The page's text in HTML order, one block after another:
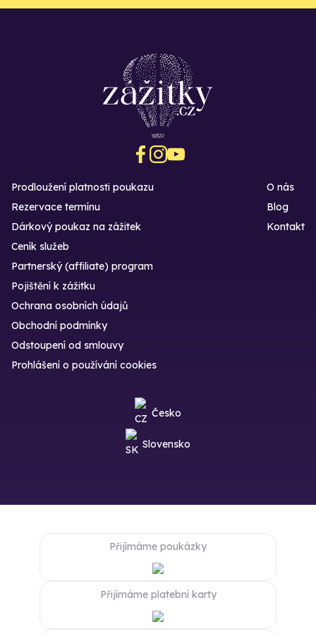
Prodloužení platnosti poukazu
Rezervace termínu
Dárkový poukaz na zážitek
O nás
Blog
Kontakt
Ceník služeb
Partnerský (affiliate) program
Pojištění k zážitku
Ochrana osobních údajů
Obchodní podmínky
Odstoupení od smlouvy
Prohlášení o používání cookies
Česko
Slovensko
Přijímáme poukázky
Přijímáme platební karty